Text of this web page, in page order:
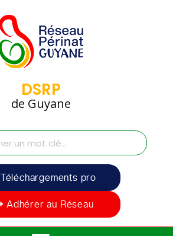
DSRP
de Guyane
Téléchargements pro
Adhérer au Réseau